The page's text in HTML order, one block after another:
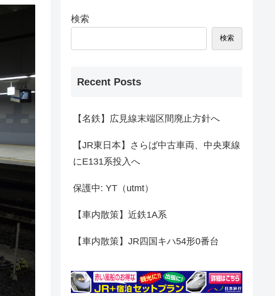
検索
検索
Recent Posts
【名鉄】広見線末端区間廃止方針へ
【JR東日本】さらば中古車両、中央東線
にE131系投入へ
保護中: YT（utmt）
【車内散策】近鉄1A系
【車内散策】JR四国キハ54形0番台